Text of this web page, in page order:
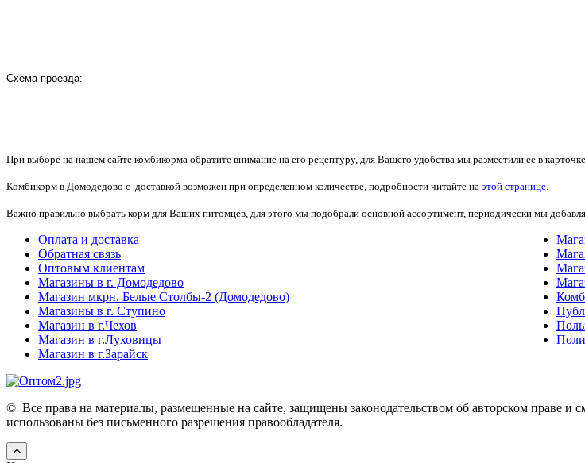
Схема проезда:
При выборе на нашем сайте комбикорма обратите внимание на его рецептуру, для Вашего удобства мы разместили ее в
Комбикорм в Домодедово с доставкой возможен при определенном количестве, подробности читайте на этой странице.
Важно правильно выбрать корм для Ваших питомцев, для этого мы подобрали основной ассортимент, периодически мы
Оплата и доставка
Обратная связь
Оптовым клиентам
Магазины в г. Домодедово
Магазин мкрн. Белые Столбы-2 (Домодедово)
Магазины в г. Ступино
Магазин в г.Чехов
Магазин в г.Луховицы
Магазин в г.Зарайск
© Все права на материалы, размещенные на сайте, защищены законодательством об авторском праве
использованы без письменного разрешения правообладателя.